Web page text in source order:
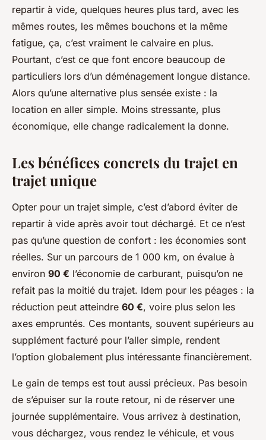
repartir à vide, quelques heures plus tard, avec les
mêmes routes, les mêmes bouchons et la même
fatigue, ça, c’est vraiment le calvaire en plus.
Pourtant, c’est ce que font encore beaucoup de
particuliers lors d’un déménagement longue distance.
Alors qu’une alternative plus sensée existe : la
location en aller simple. Moins stressante, plus
économique, elle change radicalement la donne.
Les bénéfices concrets du trajet en
trajet unique
Opter pour un trajet simple, c’est d’abord éviter de
repartir à vide après avoir tout déchargé. Et ce n’est
pas qu’une question de confort : les économies sont
réelles. Sur un parcours de 1 000 km, on évalue à
environ 90 € l’économie de carburant, puisqu’on ne
refait pas la moitié du trajet. Idem pour les péages : la
réduction peut atteindre 60 €, voire plus selon les
axes empruntés. Ces montants, souvent supérieurs au
supplément facturé pour l’aller simple, rendent
l’option globalement plus intéressante financièrement.
Le gain de temps est tout aussi précieux. Pas besoin
de s’épuiser sur la route retour, ni de réserver une
journée supplémentaire. Vous arrivez à destination,
vous déchargez, vous rendez le véhicule, et vous